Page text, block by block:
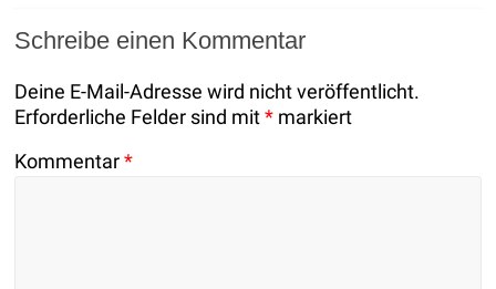
Schreibe einen Kommentar
Deine E-Mail-Adresse wird nicht veröffentlicht.
Erforderliche Felder sind mit* markiert
Kommentar*